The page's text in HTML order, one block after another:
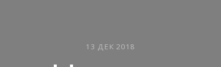
13 ДЕК 2018